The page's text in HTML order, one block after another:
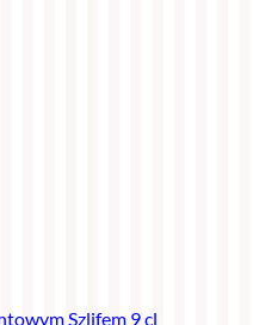
Szlifem 9 cl